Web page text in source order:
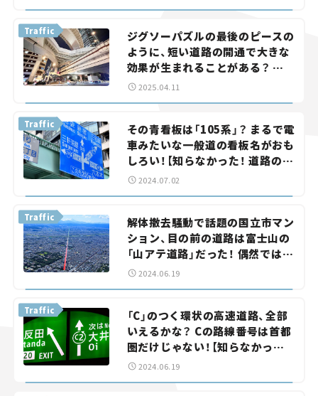
Traffic
ジグソーパズルの最後のピースの
ように、短い道路の開通で大きな
効果が生まれることがある？ 長
い目で見た道路の整備効果のひみ
2025.04.11
Traffic
その青看板は「105系」？ まるで電
車みたいな一般道の看板名がおも
しろい！【知らなかった！ 道路のト
リビア】
2024.07.02
Traffic
解体撤去騒動で話題の国立市マン
ション、目の前の道路は富士山の
「山アテ道路」だった！ 偶然ではな
い山まで続く直線道路の魅力と
2024.06.19
Traffic
「C」のつく環状の高速道路、全部
いえるかな？ Cの路線番号は首都
圏だけじゃない！【知らなかった！
道路のトリビア】
2024.06.19